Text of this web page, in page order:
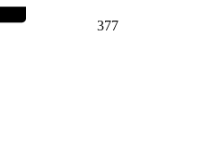
377